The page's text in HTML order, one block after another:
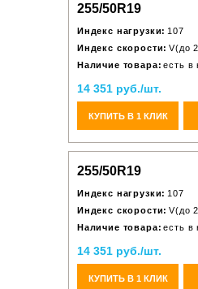
255/50R19
Индекс нагрузки: 107
Индекс скорости: V(до
Наличие товара: есть в
14 351 руб./шт.
КУПИТЬ В 1 КЛИК
255/50R19
Индекс нагрузки: 107
Индекс скорости: V(до
Наличие товара: есть в
14 351 руб./шт.
КУПИТЬ В 1 КЛИК